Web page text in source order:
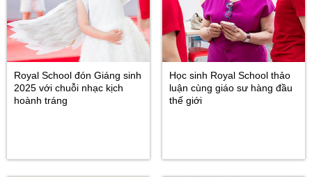
Royal School đón Giáng sinh
2025 với chuỗi nhạc kịch
hoành tráng
Học sinh Royal School thảo
luận cùng giáo sư hàng đầu
thế giới